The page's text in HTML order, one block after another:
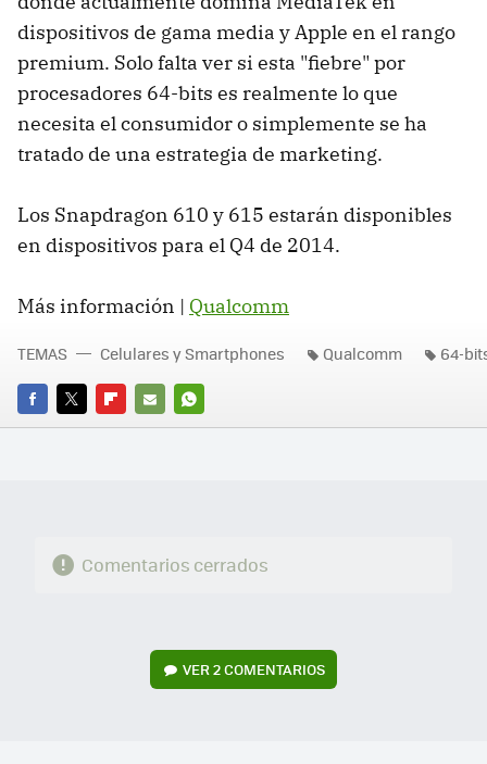
dispositivos de gama media y Apple en el rango
premium. Solo falta ver si esta "fiebre" por
procesadores 64-bits es realmente lo que
necesita el consumidor o simplemente se ha
tratado de una estrategia de marketing.
Los Snapdragon 610 y 615 estarán disponibles
en dispositivos para el Q4 de 2014.
Más información | Qualcomm
FACEBOOK
TWITTERFLIPBOARD
E-
WHATSAPP
TEMAS Celulares y Smartphones Qualcomm 64-
Comentarios cerrados
VER2 COMENTARIOS